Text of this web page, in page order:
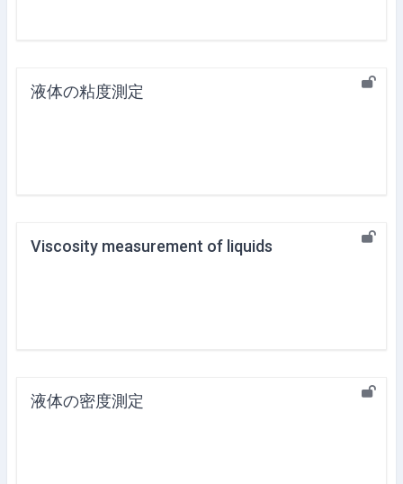
液体の粘度測定
Viscosity measurement of liquids
液体の密度測定